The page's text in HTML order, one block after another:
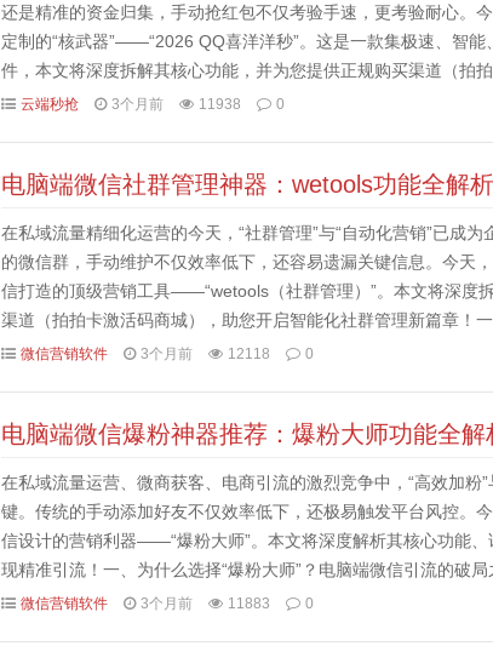
还是精准的资金归集，手动抢红包不仅考验手速，更考验耐心。
定制的“核武器”——“2026 QQ喜洋洋秒”。这是一款集极速、智
件，本文将深度拆解其核心功能，并为您提供正规购买渠道（拍
新时代！一、为什么选择“QQ喜洋洋秒”？QQ红包玩家的必备利器
云端秒抢 3个月前 11938 0
电脑端微信社群管理神器：wetools功能全解
在私域流量精细化运营的今天，“社群管理”与“自动化营销”已成
的微信群，手动维护不仅效率低下，还容易遗漏关键信息。今天
信打造的顶级营销工具——“wetools（社群管理）”。本文将深度
渠道（拍拍卡激活码商城），助您开启智能化社群管理新篇章！
销的旗舰之选1. 独家支持语音红包，趣味互动新玩法“...
微信营销软件 3个月前 12118 0
电脑端微信爆粉神器推荐：爆粉大师功能全
在私域流量运营、微商获客、电商引流的激烈竞争中，“高效加粉
键。传统的手动添加好友不仅效率低下，还极易触发平台风控。
信设计的营销利器——“爆粉大师”。本文将深度解析其核心功能
现精准引流！一、为什么选择“爆粉大师”？电脑端微信引流的破
粉大师”主打“精准来源扫一扫”，告别盲目加人。通过扫描特定的二
微信营销软件 3个月前 11883 0